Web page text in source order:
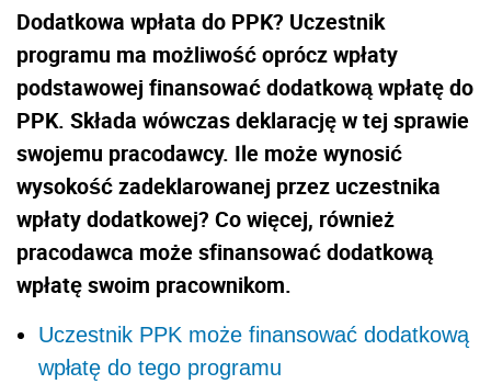
Dodatkowa wpłata do PPK? Uczestnik
programu ma możliwość oprócz wpłaty
podstawowej finansować dodatkową wpłatę do
PPK. Składa wówczas deklarację w tej sprawie
swojemu pracodawcy. Ile może wynosić
wysokość zadeklarowanej przez uczestnika
wpłaty dodatkowej? Co więcej, również
pracodawca może sfinansować dodatkową
wpłatę swoim pracownikom.
Uczestnik PPK może finansować dodatkową
wpłatę do tego programu